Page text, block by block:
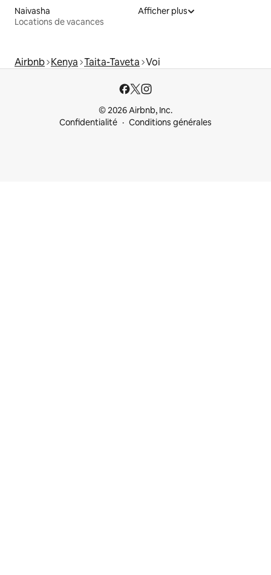
Naivasha
Locations de vacances
Afficher plus
Airbnb Kenya Taita-Taveta Voi
© 2026 Airbnb, Inc.
Confidentialité
Conditions générales